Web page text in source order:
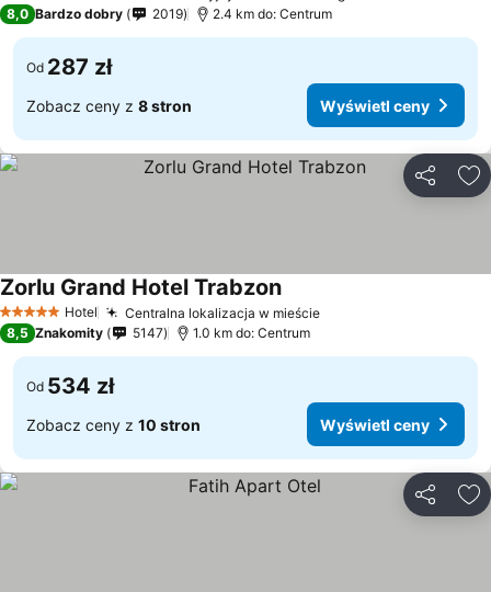
8,0 Bardzo dobry 2019 2.4 km do: Centrum
Od 287 zł
Zobacz ceny z 8 stron Wyświetl ceny
5 KategoriaHotel Centralna lokalizacja w mieście
Zorlu Grand Hotel Trabzon
8,5 Znakomity 5147 1.0 km do: Centrum
Od 534 zł
Zobacz ceny z 10 stron Wyświetl ceny